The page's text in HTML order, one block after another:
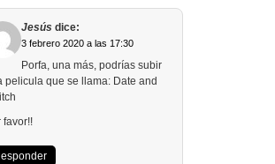
Jesús dice:
3 febrero 2020 a las 17:30
Porfa, una más, podrías subir
pelicula que se llama: Date and
favor!!